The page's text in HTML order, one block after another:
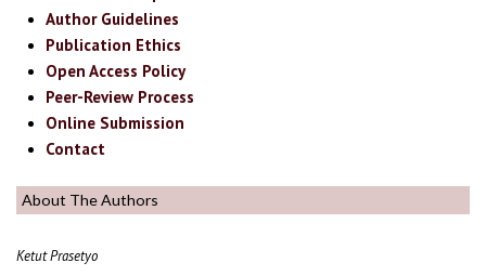
Author Guidelines
Publication Ethics
Open Access Policy
Peer-Review Process
Online Submission
Contact
About The Authors
Ketut Prasetyo